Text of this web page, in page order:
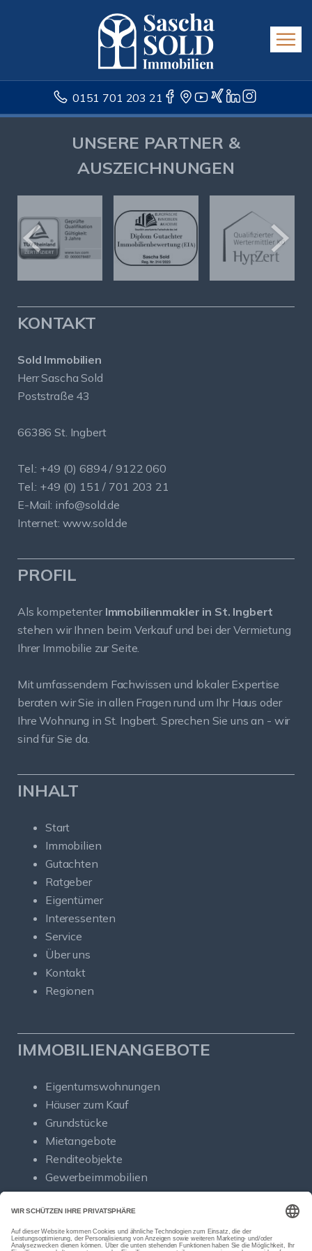
0151 701 203 21
UNSERE PARTNER &
AUSZEICHNUNGEN
KONTAKT
Sold Immobilien
Herr Sascha Sold
Poststraße 43
66386 St. Ingbert
Tel.: +49 (0) 6894 / 9122 060
Tel.: +49 (0) 151 / 701 203 21
E-Mail: info@sold.de
Internet: www.sold.de
PROFIL
Als kompetenter Immobilienmakler in St. Ingbert
stehen wir Ihnen beim Verkauf und bei der Vermietung
Ihrer Immobilie zur Seite.
Mit umfassendem Fachwissen und lokaler Expertise
beraten wir Sie in allen Fragen rund um Ihr Haus oder
Ihre Wohnung in St. Ingbert. Sprechen Sie uns an - wir
sind für Sie da.
INHALT
Start
Immobilien
Gutachten
Ratgeber
Eigentümer
Interessenten
Service
Über uns
Kontakt
Regionen
IMMOBILIENANGEBOTE
Eigentumswohnungen
Häuser zum Kauf
Grundstücke
Mietangebote
Renditeobjekte
Gewerbeimmobilien